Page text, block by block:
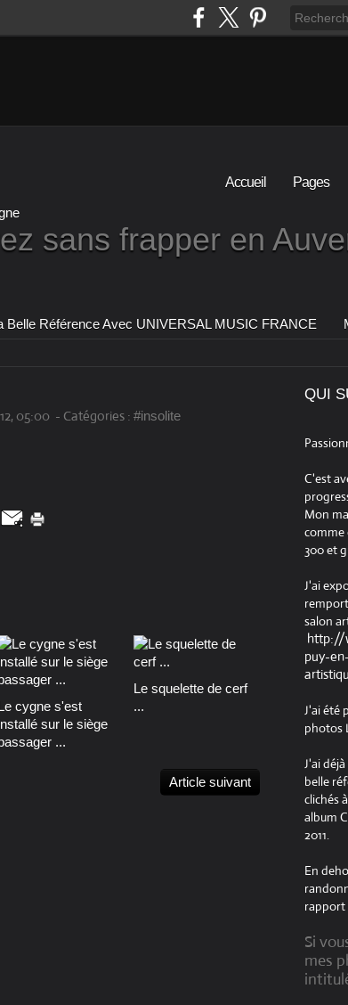
Accueil Pages
sans frapper en
Belle Référence Avec UNIVERSAL MUSIC FRANCE
05:00 - Catégories : #insolite
cygne s'est
sur le siège
...
Le squelette de cerf
...
Article suivant
QUI
C'est
Mon
comme
300 et
J'ai
salon
http://
puy-
J'ai été
photos
J'ai
belle
clichés
album
2011.
En
rapport
Si
mes